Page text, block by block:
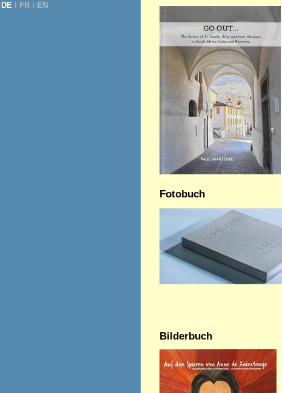
DE FR EN
Fotobuch
Bilderbuch